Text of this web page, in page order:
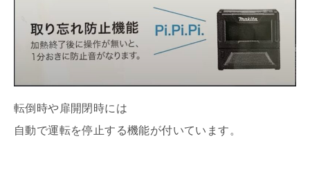
転倒時や扉開閉時には
自動で運転を停止する機能が付いています。